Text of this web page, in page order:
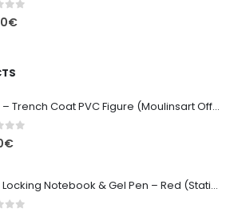
of 5
€
Tintin – Trench Coat PVC Figure (Moulinsart Official) – 8,5cm
of 5
€
LEGO Locking Notebook & Gel Pen – Red (Stationery Set)